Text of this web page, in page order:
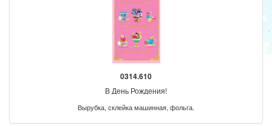
0314.610
В День Рождения!
Вырубка, склейка машинная, фольга.